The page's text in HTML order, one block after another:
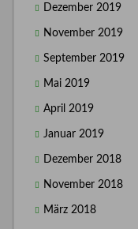
Dezember 2019
November 2019
September 2019
Mai 2019
April 2019
Januar 2019
Dezember 2018
November 2018
März 2018